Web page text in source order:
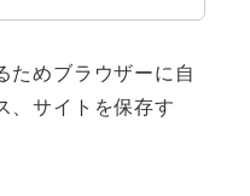
ためブラウザーに自
、サイトを保存す